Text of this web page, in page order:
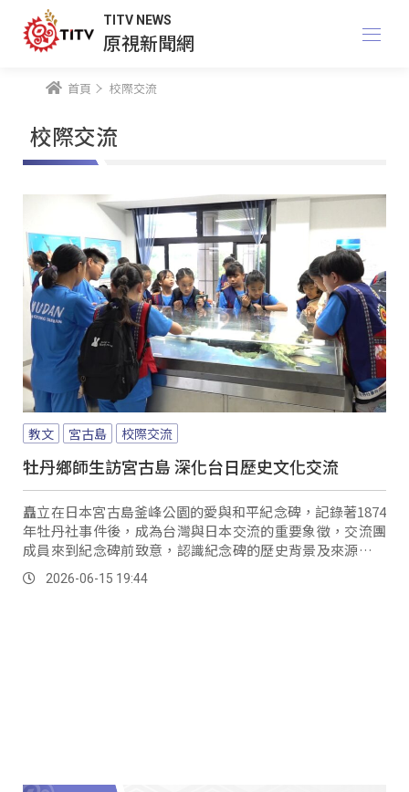
TITV NEWS
原視新聞網
首頁 校際交流
校際交流
教文 宮古島 校際交流
牡丹鄉師生訪宮古島 深化台日歷史文化交流
矗立在日本宮古島釜峰公園的愛與和平紀念碑，記錄著1874
年牡丹社事件後，成為台灣與日本交流的重要象徵，交流團
成員來到紀念碑前致意，認識紀念碑的歷史背景及來源的故
事。2026-06-15 19:44